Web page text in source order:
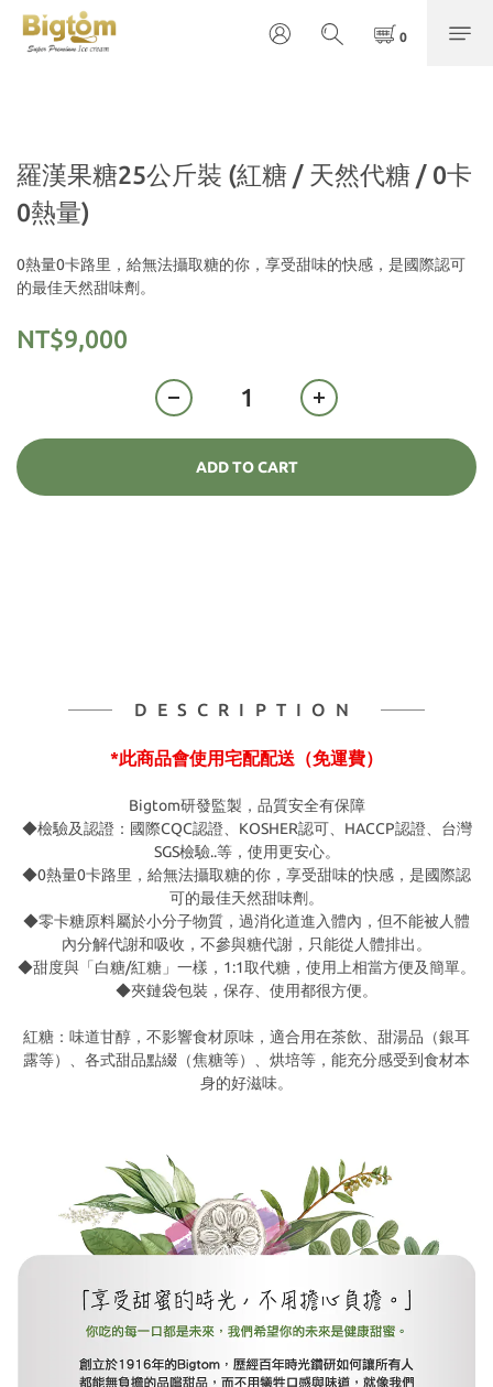
羅漢果糖25公斤裝 (紅糖 / 天然代糖 / 0卡
0熱量)
0熱量0卡路里，給無法攝取糖的你，享受甜味的快感，是國際認可
的最佳天然甜味劑。
NT$9,000
ADD TO CART
DESCRIPTION
*此商品會使用宅配配送（免運費）
Bigtom研發監製，品質安全有保障
◆檢驗及認證：國際CQC認證、KOSHER認可、HACCP認證、台灣
SGS檢驗..等，使用更安心。
◆0熱量0卡路里，給無法攝取糖的你，享受甜味的快感，是國際認
可的最佳天然甜味劑。
◆零卡糖原料屬於小分子物質，過消化道進入體內，但不能被人體
內分解代謝和吸收，不參與糖代謝，只能從人體排出。
◆甜度與「白糖/紅糖」一樣，1:1取代糖，使用上相當方便及簡單。
◆夾鏈袋包裝，保存、使用都很方便。
紅糖：味道甘醇，不影響食材原味，適合用在茶飲、甜湯品（銀耳
露等）、各式甜品點綴（焦糖等）、烘培等，能充分感受到食材本
身的好滋味。